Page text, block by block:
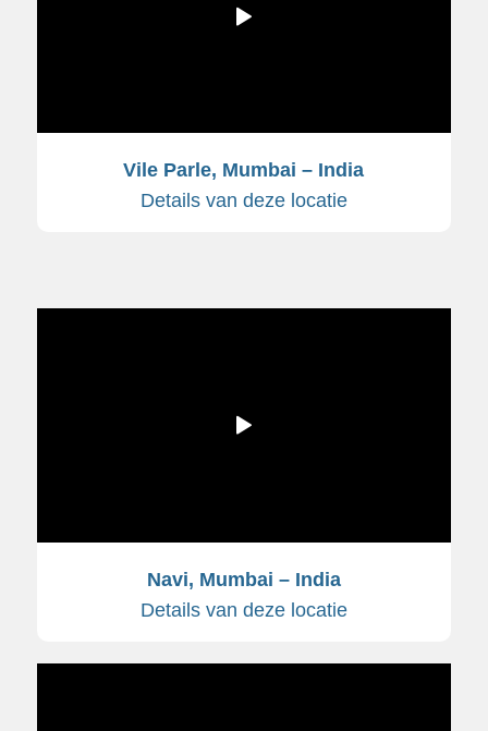
Vile Parle, Mumbai – India
Details van deze locatie
Navi, Mumbai – India
Details van deze locatie